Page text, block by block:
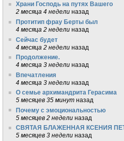
Храни Господь на путях Вашего
2 месяца 4 недели назад
Протитип фрау Берты был
4 месяца 2 недели назад
Сейчас будет
4 месяца 2 недели назад
Продолжение.
4 месяца 3 недели назад
Впечатления
4 месяца 3 недели назад
О семье архимандрита Герасима
5 месяцев 35 минут назад
Почему с эмоциональностью
5 месяцев 2 недели назад
СВЯТАЯ БЛАЖЕННАЯ КСЕНИЯ
5 месяцев 3 недели назад